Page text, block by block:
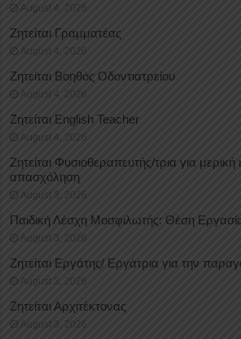
August 4, 2026
Ζητείται Γραμματέας
August 4, 2026
Ζητείται Βοηθός Οδοντιατρείου
August 4, 2026
Ζητείται English Teacher
August 4, 2026
Ζητείται Φυσιοθεραπευτής/τρια για
απασχόληση
August 3, 2026
Παιδική Λέσχη Μοσφιλωτής: Θέση
August 3, 2026
Ζητείται Εργάτης/ Εργάτρια για την
August 3, 2026
Ζητείται Αρχιτέκτονας
August 3, 2026